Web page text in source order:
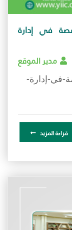
في إدارة
مدير الموقع
في-إدارة-
قراءة المزيد